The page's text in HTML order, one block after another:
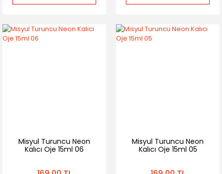
Misyul Turuncu Neon
Kalıcı Oje 15ml 06
Misyul Turuncu Neon
Kalıcı Oje 15ml 05